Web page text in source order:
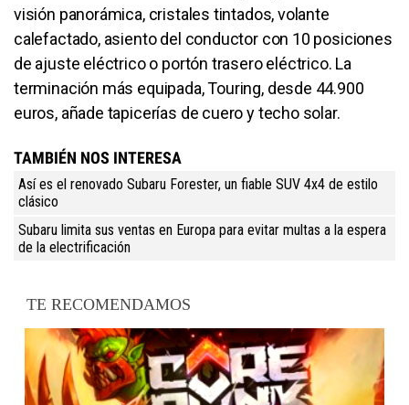
visión panorámica, cristales tintados, volante
calefactado, asiento del conductor con 10 posiciones
de ajuste eléctrico o portón trasero eléctrico. La
terminación más equipada, Touring, desde 44.900
euros, añade tapicerías de cuero y techo solar.
TAMBIÉN NOS INTERESA
Así es el renovado Subaru Forester, un fiable SUV 4x4 de estilo
clásico
Subaru limita sus ventas en Europa para evitar multas a la espera
de la electrificación
TE RECOMENDAMOS